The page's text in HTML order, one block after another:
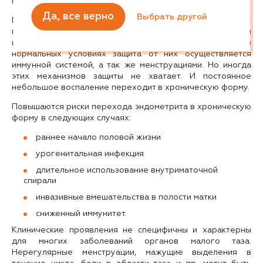
Причина возникновения хронического эндометрита —
проникновение в полость матки условно патогенных и
иногда абсолютно патогенных микроогранизмов, в
нормальных условиях защита от них осуществляется
иммунной системой, а так же менструациями. Но иногда
этих механизмов защиты не хватает. И постоянное
небольшое воспаление переходит в хроническую форму.
Повышаются риски перехода эндометрита в хроническую
форму в следующих случаях:
раннее начало половой жизни
урогенитальная инфекция
длительное использование внутриматочной
спирали
инвазивные вмешательства в полости матки
сниженный иммунитет.
Клинические проявления не специфичны и характерны
для многих заболеваний органов малого таза.
Нерегулярные менструации, мажущие выделения в
Ленинградская область
Липецкая область
Марий Эл
Мордовия
Московская область
Н
Нижегородская область
Новгородская область
Новосибирская область
Омская область
Оренбургская область
Орловская область
Пермский край
Приморский край
Да, все верно Выбрать другой